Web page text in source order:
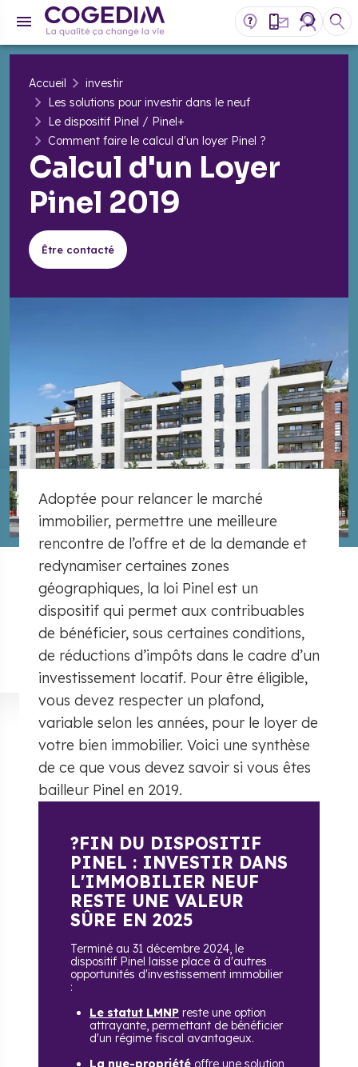
Accueil
investir
Les solutions pour investir dans le neuf
Le dispositif Pinel / Pinel+
Comment faire le calcul d'un loyer Pinel ?
Calcul d'un Loyer
Pinel 2019
Être contacté
Adoptée pour relancer le marché
immobilier, permettre une meilleure
rencontre de l’offre et de la demande et
redynamiser certaines zones
géographiques, la loi Pinel est un
dispositif qui permet aux contribuables
de bénéficier, sous certaines conditions,
de réductions d’impôts dans le cadre d’un
investissement locatif. Pour être éligible,
vous devez respecter un plafond,
variable selon les années, pour le loyer de
votre bien immobilier. Voici une synthèse
de ce que vous devez savoir si vous êtes
bailleur Pinel en 2019.
?FIN DU DISPOSITIF
PINEL : INVESTIR DANS
L'IMMOBILIER NEUF
RESTE UNE VALEUR
SÛRE EN 2025
Terminé au 31 décembre 2024, le
dispositif Pinel laisse place à d'autres
opportunités d'investissement immobilier
:
Le statut LMNP reste une option
attrayante, permettant de bénéficier
d'un régime fiscal avantageux.
La nue-propriété offre une solution